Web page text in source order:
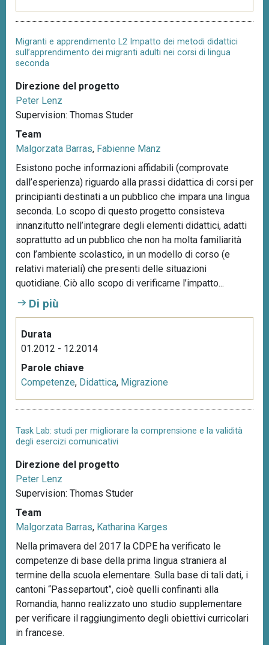
Migranti e apprendimento L2 Impatto dei metodi didattici
sull’apprendimento dei migranti adulti nei corsi di lingua
seconda
Direzione del progetto
Peter Lenz
Supervision: Thomas Studer
Team
Malgorzata Barras, Fabienne Manz
Esistono poche informazioni affidabili (comprovate
dall’esperienza) riguardo alla prassi didattica di corsi per
principianti destinati a un pubblico che impara una lingua
seconda. Lo scopo di questo progetto consisteva
innanzitutto nell’integrare degli elementi didattici, adatti
soprattutto ad un pubblico che non ha molta familiarità
con l’ambiente scolastico, in un modello di corso (e
relativi materiali) che presenti delle situazioni
quotidiane. Ciò allo scopo di verificarne l’impatto...
Di più
Durata
01.2012 - 12.2014
Parole chiave
Competenze, Didattica, Migrazione
Task Lab: studi per migliorare la comprensione e la validità
degli esercizi comunicativi
Direzione del progetto
Peter Lenz
Supervision: Thomas Studer
Team
Malgorzata Barras, Katharina Karges
Nella primavera del 2017 la CDPE ha verificato le
competenze di base della prima lingua straniera al
termine della scuola elementare. Sulla base di tali dati, i
cantoni “Passepartout”, cioè quelli confinanti alla
Romandia, hanno realizzato uno studio supplementare
per verificare il raggiungimento degli obiettivi curricolari
in francese.